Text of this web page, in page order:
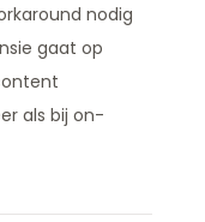
nodig
gaat op
als bij on-